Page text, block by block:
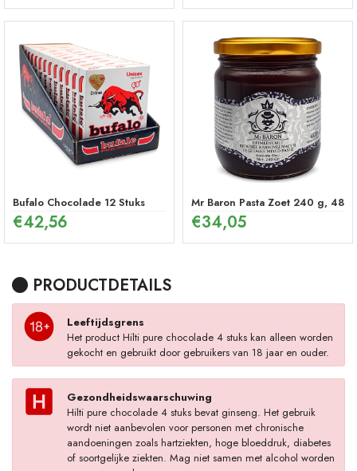
Bufalo Chocolade 12 Stuks
€42,56
Mr Baron Pasta Zoet 240 g, 48
€34,05
PRODUCTDETAILS
Leeftijdsgrens
Het product Hilti pure chocolade 4 stuks kan alleen worden
gekocht en gebruikt door gebruikers van 18 jaar en ouder.
Gezondheidswaarschuwing
Hilti pure chocolade 4 stuks bevat ginseng. Het gebruik
wordt niet aanbevolen voor personen met chronische
aandoeningen zoals hartziekten, hoge bloeddruk, diabetes
of soortgelijke ziekten. Mag niet samen met alcohol worden